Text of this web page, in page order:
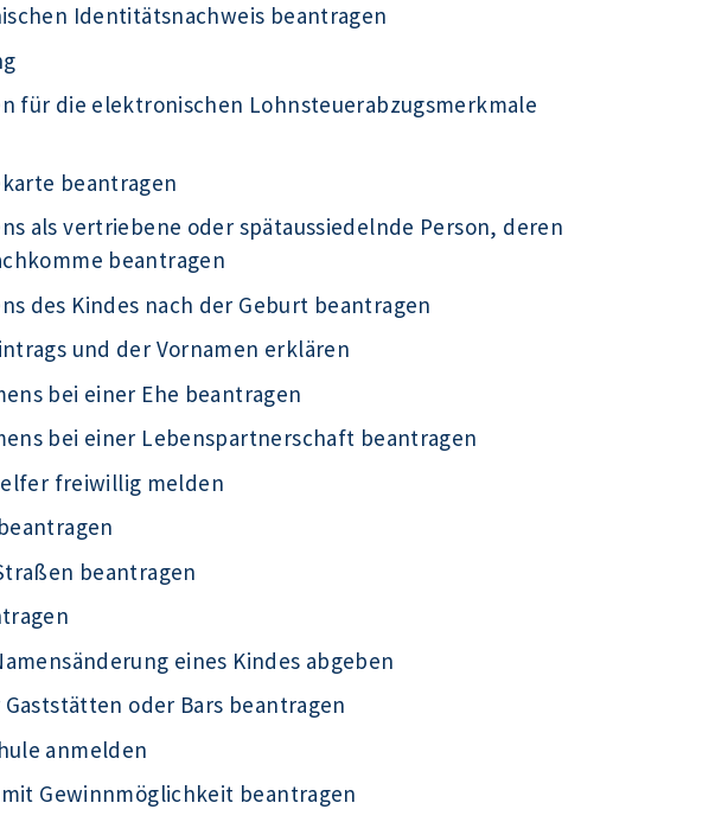
Identitätsnachweis beantragen
für die elektronischen Lohnsteuerabzugsmerkmale
beantragen
als vertriebene oder spätaussiedelnde Person, deren
beantragen
des Kindes nach der Geburt beantragen
und der Vornamen erklären
bei einer Ehe beantragen
bei einer Lebenspartnerschaft beantragen
freiwillig melden
beantragen
eines Kindes abgeben
oder Bars beantragen
anmelden
Gewinnmöglichkeit beantragen